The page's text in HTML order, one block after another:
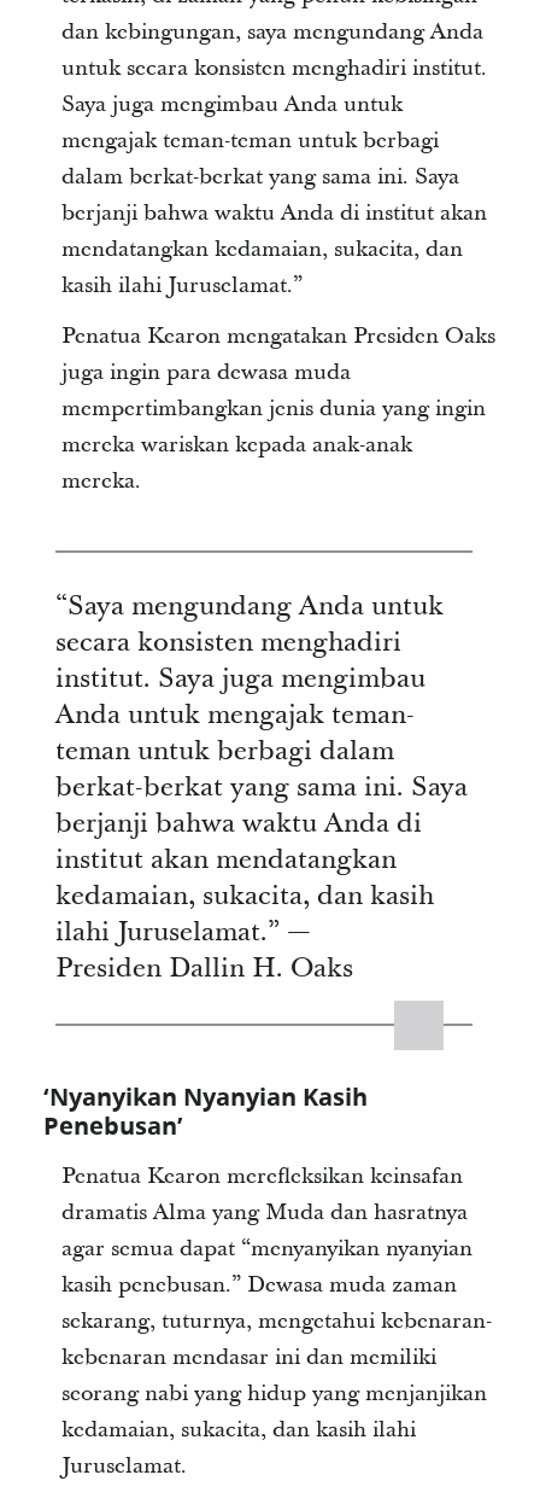
dan kebingungan, saya mengundang Anda
untuk secara konsisten menghadiri institut.
Saya juga mengimbau Anda untuk
mengajak teman-teman untuk berbagi
dalam berkat-berkat yang sama ini. Saya
berjanji bahwa waktu Anda di institut akan
mendatangkan kedamaian, sukacita, dan
kasih ilahi Juruselamat.”
Penatua Kearon mengatakan Presiden Oaks
juga ingin para dewasa muda
mempertimbangkan jenis dunia yang ingin
mereka wariskan kepada anak-anak
mereka.
“Saya mengundang Anda untuk
secara konsisten menghadiri
institut. Saya juga mengimbau
Anda untuk mengajak teman-
teman untuk berbagi dalam
berkat-berkat yang sama ini. Saya
berjanji bahwa waktu Anda di
institut akan mendatangkan
kedamaian, sukacita, dan kasih
ilahi Juruselamat.” —
Presiden Dallin H. Oaks
‘Nyanyikan Nyanyian Kasih
Penebusan’
Penatua Kearon merefleksikan keinsafan
dramatis Alma yang Muda dan hasratnya
agar semua dapat “menyanyikan nyanyian
kasih penebusan.” Dewasa muda zaman
sekarang, tuturnya, mengetahui kebenaran-
kebenaran mendasar ini dan memiliki
seorang nabi yang hidup yang menjanjikan
kedamaian, sukacita, dan kasih ilahi
Juruselamat.